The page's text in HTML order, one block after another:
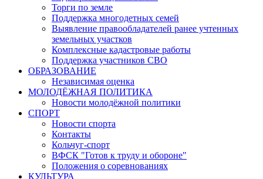
Торги по земле
Поддержка многодетных семей
Выявление правообладателей ранее учтенных
земельных участков
Комплексные кадастровые работы
Поддержка участников СВО
ОБРАЗОВАНИЕ
Независимая оценка
МОЛОДЁЖНАЯ ПОЛИТИКА
Новости молодёжной политики
СПОРТ
Новости спорта
Контакты
Кольчуг-спорт
ВФСК "Готов к труду и обороне"
Положения о соревнованиях
КУЛЬТУРА